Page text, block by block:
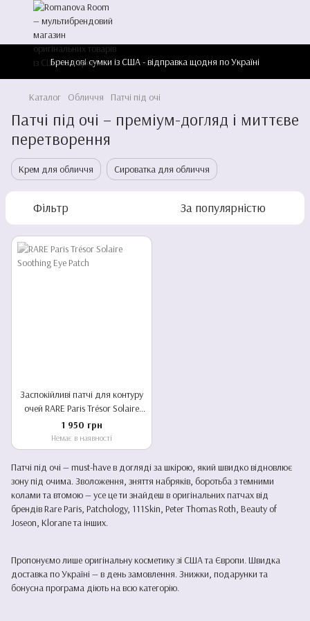
Брендові сумки із США - відправка щодня по Україні
Каталог Обличчя Патчі під очі
Патчі під очі – преміум-догляд і миттєве
перетворення
Крем для обличчя Сироватка для обличчя
Фільтр За популярністю
Заспокійливі патчі для контуру
очей RARE Paris Trésor Solaire
Soothing Eye Patch з Вітаміном Е
та екстрактом арніки
1 950 грн
Немає в наявності
Патчі під очі — must-have в догляді за шкірою, який швидко відновлює
зону під очима. Зволоження, зняття набряків, боротьба з темними
колами та втомою — усе це ти знайдеш в оригінальних патчах від
брендів Rare Paris, Patchology, 111Skin, Peter Thomas Roth, Beauty of
Joseon, Klorane та інших.
Пропонуємо лише оригінальну косметику зі США та Європи. Швидка
доставка по Україні — в день замовлення. Знижки, подарунки та
бонусна програма діють на всю категорію.